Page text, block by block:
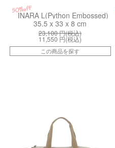
50%off
INARA L(Python Embossed)
35.5 x 33 x 8 cm
23,100円(税込)
11,550 円(税込)
この商品を探す